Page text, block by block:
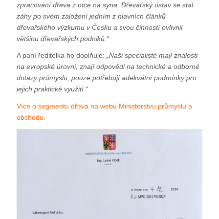
zpracování dřeva z otce na syna. Dřevařský ústav se stal
záhy po svém založení jedním z hlavních článků
dřevařského výzkumu v Česku a svou činností ovlivnil
většinu dřevařských podniků.“
A paní ředitelka ho doplňuje: „Naši specialisté mají znalosti
na evropské úrovni, znají odpovědi na technické a odborné
dotazy průmyslu, pouze potřebují adekvátní podmínky pro
jejich praktické využití.“
Více o segmentu dřeva na webu Ministerstvu průmyslu a
obchodu.